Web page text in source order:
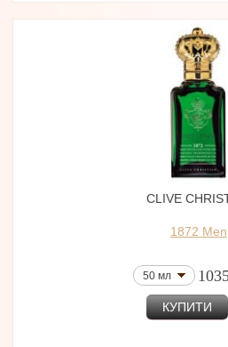
CLIVE
1872 Men
50 мл
КУПИТИ